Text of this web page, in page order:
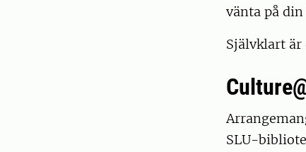
vänta på
Självklart
SLU-